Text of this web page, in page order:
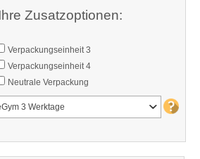
Zusatzoptionen:
Verpackungseinheit 3
Verpackungseinheit 4
Neutrale Verpackung
3 Werktage